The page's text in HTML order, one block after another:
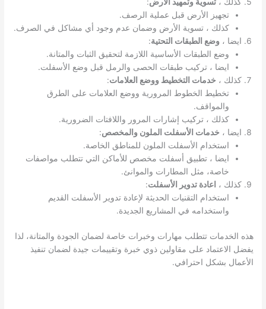
كذلك ،تسوية وتمهيد الأرض:
تجهيز الأرض قبل عملية الرصف.
كذلك ، تسوية الأرض وضمان عدم وجود أي مشاكل في الصرف.
ايضا ،وضع الطبقات التحتية:
وضع الطبقات الأساسية اللازمة لتحقيق الثبات والمتانة.
ايضا ، تركيب طبقات الحصى والرمل قبل وضع الأسفلت.
كذلك ، خدمات التخطيط ووضع العلامات:
تخطيط الخطوط المرورية ووضع العلامات على الطرق
والمواقف.
كذلك ، تركيب إشارات المرور واللافتات الضرورية.
ايضا ، خدمات الأسفلت الملون والمخصص:
استخدام الأسفلت الملون للمناطق الخاصة.
ايضا ، تطبيق أسفلت مخصص للأماكن التي تتطلب مواصفات
خاصة، مثل المطارات والموانئ.
كذلك ، اعادة تدوير الأسفلت:
استخدام التقنيات الحديثة لإعادة تدوير الأسفلت القديم
واستخدامه في المشاريع الجديدة.
هذه الخدمات تتطلب مهارات وخبرات خاصة لضمان الجودة والمتانة، لذا
يفضل الاعتماد على مقاولين ذوي خبرة وتقييمات جيدة لضمان تنفيذ
الأعمال بشكل احترافي.